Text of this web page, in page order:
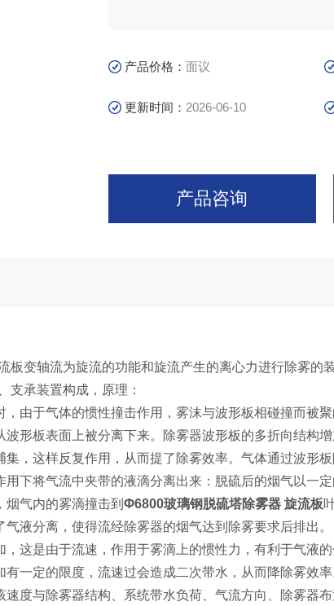
产品价格：面议
更新时间： 2026-06-10
产品咨询
板变轴流为旋流的功能和旋流产生的离心力进行除雾的装
支承装置构成，原理：
由于气体的惯性撞击作用，雾沫与波形板相碰撞而被
波形板表面上被分离下来。除雾器波形板的多折向结构
，这样反复作用，从而提了除雾效率。气体通过波形
下将气流中夹带的液滴分离出来：脱硫后的烟气以一
气内的雾滴撞击到 Φ6800玻璃钢脱硫塔除雾器 旋流板
液分离，使得流经除雾器的烟气达到除雾要求后排出。
这是由于流速，作用于雾滴上的惯性力，有利于气液
一定的限度，流速过会造成二次带水，从而降除雾效
度与除雾器结构、系统带水负荷、气流方向、除雾器